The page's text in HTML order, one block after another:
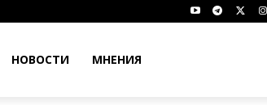
НОВОСТИ МНЕНИЯ